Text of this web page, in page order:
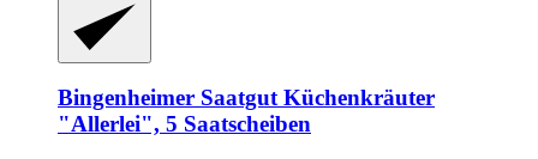
Bingenheimer SaatgutKüchenkräuter
"Allerlei", 5 Saatscheiben